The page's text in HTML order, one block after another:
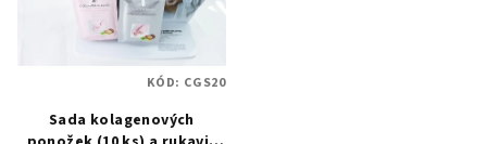
Sada kolagenových
KÓD: CGS20